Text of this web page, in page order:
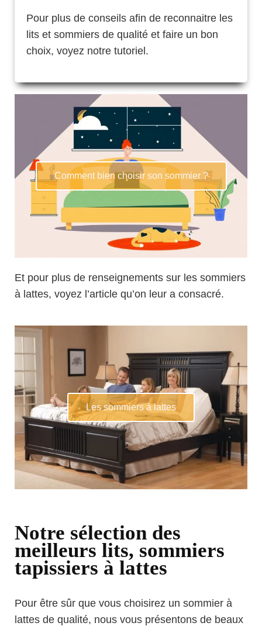
Pour plus de conseils afin de reconnaitre les
lits et sommiers de qualité et faire un bon
choix, voyez notre tutoriel.
Comment bien choisir son sommier ?
Et pour plus de renseignements sur les sommiers
à lattes, voyez l’article qu’on leur a consacré.
Les sommiers à lattes
Notre sélection des
meilleurs lits, sommiers
tapissiers à lattes
Pour être sûr que vous choisirez un sommier à
lattes de qualité, nous vous présentons de beaux